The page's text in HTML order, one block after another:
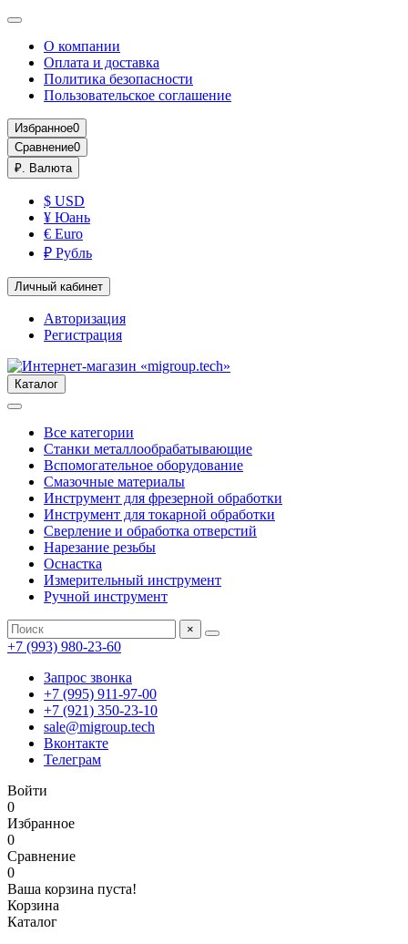
О компании
Оплата и доставка
Политика безопасности
Пользовательское соглашение
Избранное0
Сравнение0
₽. Валюта
$ USD
¥ Юань
€ Euro
₽ Рубль
Личный кабинет
Авторизация
Регистрация
Каталог
Все категории
Станки металлообрабатывающие
Вспомогательное оборудование
Смазочные материалы
Инструмент для фрезерной обработки
Инструмент для токарной обработки
Сверление и обработка отверстий
Нарезание резьбы
Оснастка
Измерительный инструмент
Ручной инструмент
×
+7 (993) 980-23-60
Запрос звонка
+7 (995) 911-97-00
+7 (921) 350-23-10
sale@migroup.tech
Вконтакте
Телеграм
Войти
0
Избранное
0
Сравнение
0
Ваша корзина пуста!
Корзина
Каталог